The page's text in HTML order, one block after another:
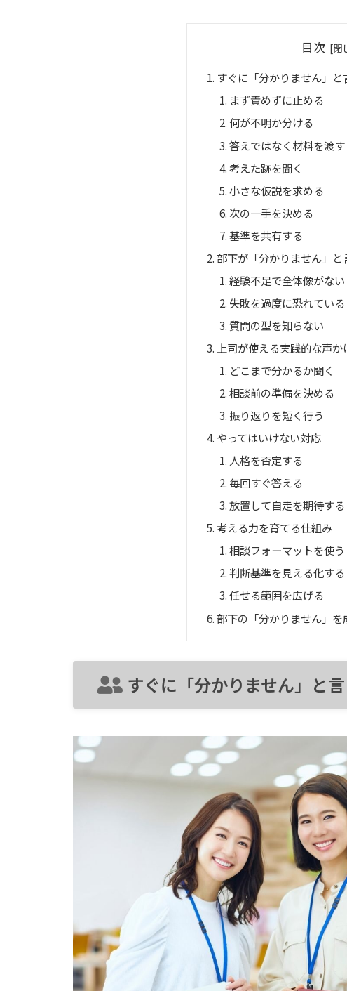
目次
すぐに「分かりません」
まず責めずに止める
何が不明か分ける
答えではなく材料を渡す
考えた跡を聞く
小さな仮説を求める
次の一手を決める
基準を共有する
部下が「分かりません」
経験不足で全体像がない
失敗を過度に恐れている
質問の型を知らない
上司が使える実践的な声か
どこまで分かるか聞く
相談前の準備を決める
振り返りを短く行う
やってはいけない対応
人格を否定する
毎回すぐ答える
放置して自走を期待する
考える力を育てる仕組み
相談フォーマットを使う
判断基準を見える化する
任せる範囲を広げる
部下の「分かりません」
すぐに「分かりません」と